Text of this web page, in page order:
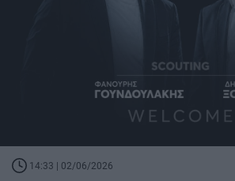
14:33 | 02/06/2026